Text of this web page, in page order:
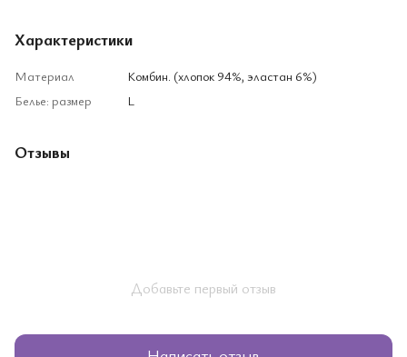
Характеристики
Материал
Комбин. (хлопок 94%, эластан 6%)
Белье: размер
L
Отзывы
Добавьте первый отзыв